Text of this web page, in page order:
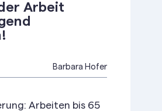
Arbeit
Barbara Hofer
Arbeiten bis 65